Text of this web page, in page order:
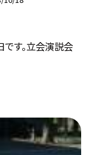
す。立会演説会